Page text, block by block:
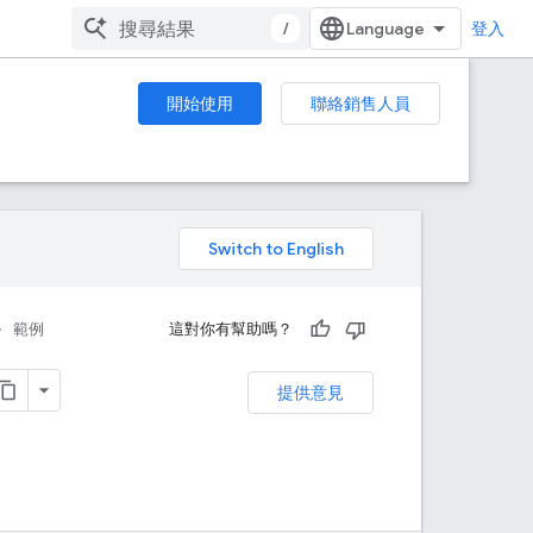
/ 登入
開始使用 聯絡銷售人員
範例 這對你有幫助嗎？
提供意見